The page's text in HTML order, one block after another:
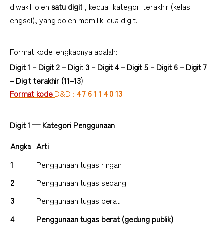
diwakili oleh satu digit , kecuali kategori terakhir (kelas
engsel), yang boleh memiliki dua digit.
Format kode lengkapnya adalah:
Digit 1 – Digit 2 – Digit 3 – Digit 4 – Digit 5 ​​– Digit 6 – Digit 7
– Digit terakhir (11–13)
Format kode D&D : 4 7 6 1 1 4 0 13
Digit 1 — Kategori Penggunaan
Angka Arti
1
Penggunaan tugas ringan
2
Penggunaan tugas sedang
3
Penggunaan tugas berat
4
Penggunaan tugas berat (gedung publik)